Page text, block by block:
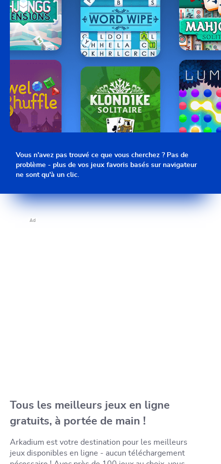
Vous n'avez pas trouvé ce que vous cherchez ? Pas de
problème - plus de vos jeux favoris basés sur navigateur
ne sont qu'à un clic.
Ad
Tous les meilleurs jeux en ligne
gratuits, à portée de main !
Arkadium est votre destination pour les meilleurs
jeux disponibles en ligne - aucun téléchargement